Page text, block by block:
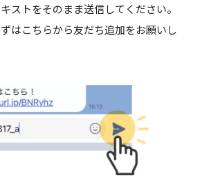
ストをそのまま送信してください。
はこちらから友だち追加をお願いし